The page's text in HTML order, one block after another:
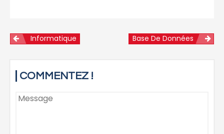
NAVIGATION
DE
Informatique Base De Données
COMMENTEZ !